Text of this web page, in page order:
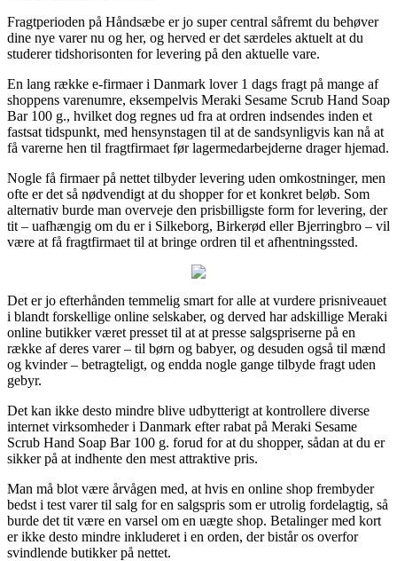
Fragtperioden på Håndsæbe er jo super central såfremt du behøver
dine nye varer nu og her, og herved er det særdeles aktuelt at du
studerer tidshorisonten for levering på den aktuelle vare.
En lang række e-firmaer i Danmark lover 1 dags fragt på mange af
shoppens varenumre, eksempelvis Meraki Sesame Scrub Hand Soap
Bar 100 g., hvilket dog regnes ud fra at ordren indsendes inden et
fastsat tidspunkt, med hensynstagen til at de sandsynligvis kan nå at
få varerne hen til fragtfirmaet før lagermedarbejderne drager hjemad.
Nogle få firmaer på nettet tilbyder levering uden omkostninger, men
ofte er det så nødvendigt at du shopper for et konkret beløb. Som
alternativ burde man overveje den prisbilligste form for levering, der
tit – uafhængig om du er i Silkeborg, Birkerød eller Bjerringbro – vil
være at få fragtfirmaet til at bringe ordren til et afhentningssted.
Det er jo efterhånden temmelig smart for alle at vurdere prisniveauet
i blandt forskellige online selskaber, og derved har adskillige Meraki
online butikker været presset til at at presse salgspriserne på en
række af deres varer – til børn og babyer, og desuden også til mænd
og kvinder – betragteligt, og endda nogle gange tilbyde fragt uden
gebyr.
Det kan ikke desto mindre blive udbytterigt at kontrollere diverse
internet virksomheder i Danmark efter rabat på Meraki Sesame
Scrub Hand Soap Bar 100 g. forud for at du shopper, sådan at du er
sikker på at indhente den mest attraktive pris.
Man må blot være årvågen med, at hvis en online shop frembyder
bedst i test varer til salg for en salgspris som er utrolig fordelagtig, så
burde det tit være en varsel om en uægte shop. Betalinger med kort
er ikke desto mindre inkluderet i en orden, der bistår os overfor
svindlende butikker på nettet.